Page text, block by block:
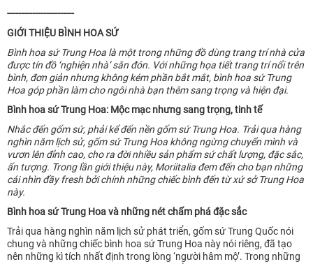
------------------------
GIỚI THIỆU BÌNH HOA SỨ
Bình hoa sứ Trung Hoa là một trong những đồ dùng trang trí nhà cửa
được tín đồ ‘nghiện nhà’ săn đón. Với những họa tiết trang trí nổi trên
bình, đơn giản nhưng không kém phần bắt mắt, bình hoa sứ Trung
Hoa góp phần làm cho ngôi nhà bạn thêm sang trọng và hiện đại.
Bình hoa sứ Trung Hoa: Mộc mạc nhưng sang trọng, tinh tế
Nhắc đến gốm sứ, phải kể đến nền gốm sứ Trung Hoa. Trải qua hàng
nghìn năm lịch sử, gốm sứ Trung Hoa không ngừng chuyển mình và
vươn lên đỉnh cao, cho ra đời nhiều sản phẩm sứ chất lượng, đặc sắc,
ấn tượng. Trong lần giới thiệu này, Moriitalia đem đến cho bạn những
cái nhìn đầy fresh bởi chính những chiếc bình đến từ xứ sở Trung Hoa
này.
Bình hoa sứ Trung Hoa và những nét chấm phá đặc sắc
Trải qua hàng nghìn năm lịch sử phát triển, gốm sứ Trung Quốc nói
chung và những chiếc bình hoa sứ Trung Hoa này nói riêng, đã tạo
nên những kì tích nhất định trong lòng ‘người hâm mộ’. Trong những